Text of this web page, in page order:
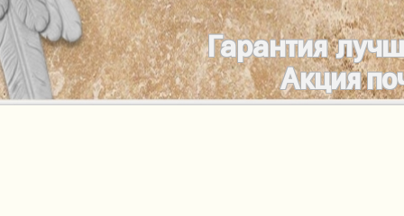
Гарантия
Акция